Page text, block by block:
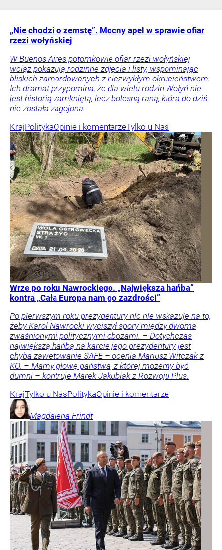
„Nie chodzi o zemstę”. Mocny apel w sprawie ofiar
rzezi wołyńskiej
W Buenos Aires potomkowie ofiar rzezi wołyńskiej
wciąż pokazują rodzinne zdjęcia i listy, wspominając
bliskich zamordowanych z niezwykłym okrucieństwem.
Ich dramat przypomina, że dla wielu rodzin Wołyń nie
jest historią zamkniętą, lecz bolesną raną, która do dziś
nie została zagojona.
KrajPolitykaOpinie i komentarzeTylko u Nas
Wrze po roku Nawrockiego. „Największa hańba”
kontra „Cała Europa nam go zazdrości”
Po pierwszym roku prezydentury nic nie wskazuje na to,
żeby Karol Nawrocki wyciszył spory między dwoma
zwaśnionymi politycznymi obozami. – Dotychczas
największą hańbą na karcie jego prezydentury jest
chyba zawetowanie SAFE – ocenia Mariusz Witczak z
KO. – Mamy głowę państwa, z której możemy być
dumni – kontruje Marek Jakubiak z Rozwoju Plus.
KrajTylko u NasPolitykaOpinie i komentarze
Magdalena Frindt